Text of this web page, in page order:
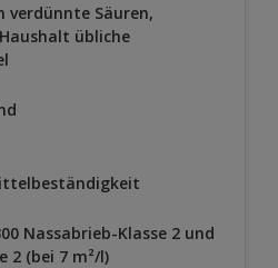
verdünnte Säuren,
übliche
Nassabrieb-Klasse 2 und
2 (bei 7 m²/l)